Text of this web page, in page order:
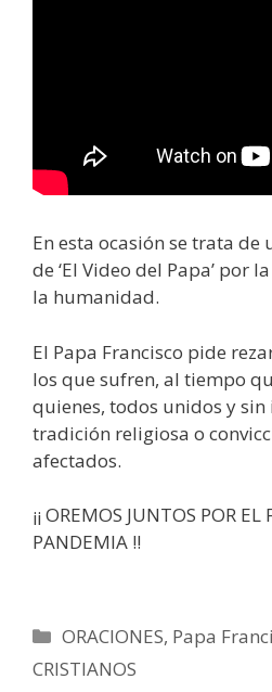
En esta ocasión se trata de
de ‘El Video del Papa’ por
la humanidad.
El Papa Francisco pide
los que sufren, al tiempo
quienes, todos unidos y
tradición religiosa o
afectados.
¡¡ OREMOS JUNTOS POR EL
PANDEMIA !!
Categorías
ORACIONES, Papa
CRISTIANOS